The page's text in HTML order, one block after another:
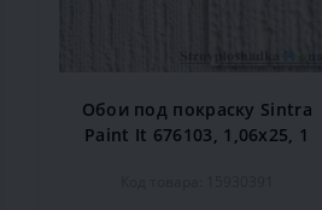
Обои под покраску Sintra
Paint It 676103, 1,06x25, 1